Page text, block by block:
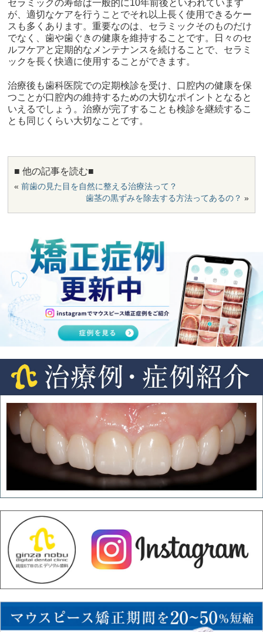
セラミックの寿命は一般的に10年前後といわれています
が、適切なケアを行うことでそれ以上長く使用できるケー
スも多くあります。重要なのは、セラミックそのものだけ
でなく、歯や歯ぐきの健康を維持することです。日々のセ
ルフケアと定期的なメンテナンスを続けることで、セラミ
ックを長く快適に使用することができます。
治療後も歯科医院での定期検診を受け、口腔内の健康を保
つことが口腔内の維持するための大切なポイントとなると
いえるでしょう。治療が完了することも検診を継続するこ
とも同じくらい大切なことです。
■ 他の記事を読む■
«前歯の見た目を自然に整える治療法って？
歯茎の黒ずみを除去する方法ってあるの？ »